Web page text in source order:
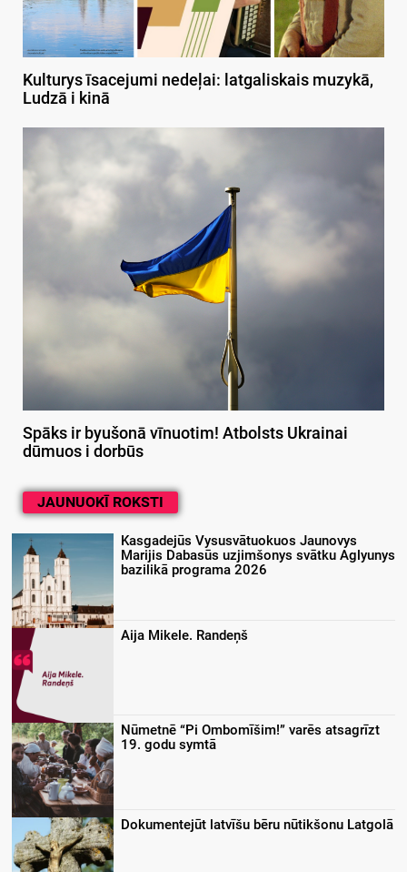
Kulturys īsacejumi nedeļai: latgaliskais muzykā,
Ludzā i kinā
Spāks ir byušonā vīnuotim! Atbolsts Ukrainai
dūmuos i dorbūs
JAUNUOKĪ ROKSTI
Kasgadejūs Vysusvātuokuos Jaunovys
Marijis Dabasūs uzjimšonys svātku Aglyunys
bazilikā programa 2026
Aija Mikele. Randeņš
Nūmetnē “Pi Ombomīšim!” varēs atsagrīzt
19. godu symtā
Dokumentejūt latvīšu bēru nūtikšonu Latgolā